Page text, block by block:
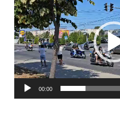
video
00:00